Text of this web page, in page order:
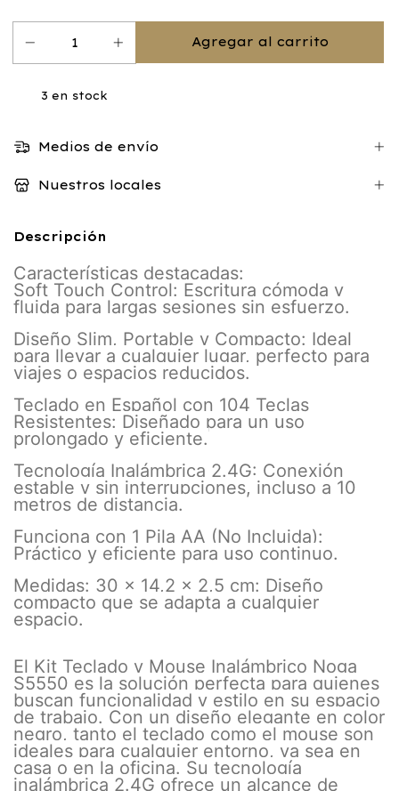
3 en stock
Medios de envío
Nuestros locales
Descripción
Características destacadas:
Soft Touch Control: Escritura cómoda y
fluida para largas sesiones sin esfuerzo.
Diseño Slim, Portable y Compacto: Ideal
para llevar a cualquier lugar, perfecto para
viajes o espacios reducidos.
Teclado en Español con 104 Teclas
Resistentes: Diseñado para un uso
prolongado y eficiente.
Tecnología Inalámbrica 2.4G: Conexión
estable y sin interrupciones, incluso a 10
metros de distancia.
Funciona con 1 Pila AA (No Incluida):
Práctico y eficiente para uso continuo.
Medidas: 30 x 14,2 x 2,5 cm: Diseño
compacto que se adapta a cualquier
espacio.
El Kit Teclado y Mouse Inalámbrico Noga
S5550 es la solución perfecta para quienes
buscan funcionalidad y estilo en su espacio
de trabajo. Con un diseño elegante en color
negro, tanto el teclado como el mouse son
ideales para cualquier entorno, ya sea en
casa o en la oficina. Su tecnología
inalámbrica 2.4G ofrece un alcance de